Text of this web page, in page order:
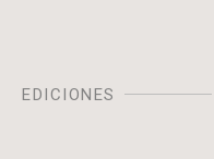
EDICIONES